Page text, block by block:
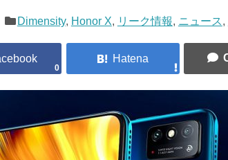
Dimensity, Honor X, リーク情報, ニュース,
0